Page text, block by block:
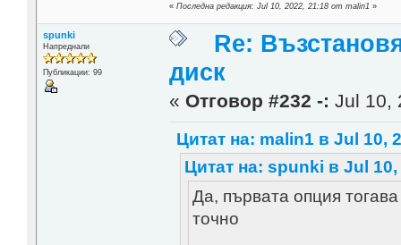
«Последна редакция: Jul 10, 2022, 21:18 от malin1 »
spunki
Напреднали
Публикации: 99
Re:
диск
« Отговор #232 -: Jul 10,
Цитат на: malin1 в Jul 10,
Цитат на: spunki в Jul 10,
Да, първата опция
точно